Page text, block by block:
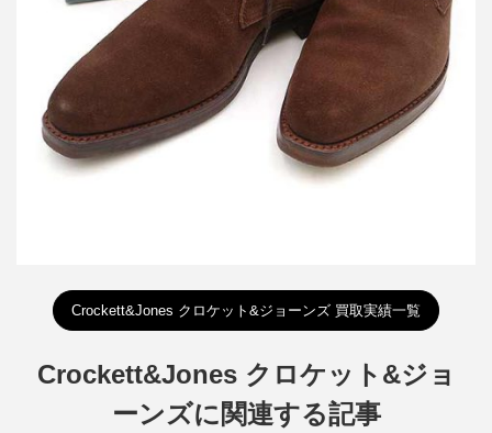
Crockett&Jones クロケット&ジョーンズ 買取実績一覧
Crockett&Jones クロケット&ジョ
ーンズに関連する記事